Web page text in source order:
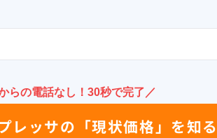
らの電話なし！30秒で完了／
レッサの 「現状価格」を知